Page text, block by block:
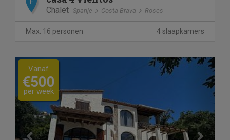
Chalet Spanje Costa Brava Roses
Max. 16 personen 4 slaapkamers
Previous Next
Vanaf
€500
per week